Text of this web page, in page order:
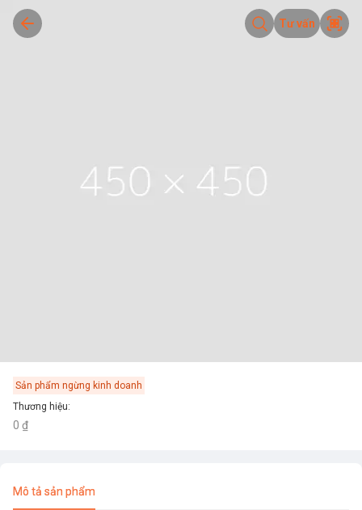
Tư vấn
Sản phẩm ngừng kinh doanh
Thương hiệu:
0 ₫
Mô tả sản phẩm